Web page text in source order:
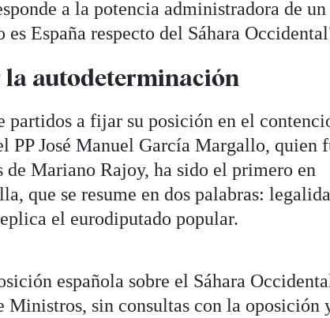
a la potencia administradora de un
España respecto del Sáhara
autodeterminación
partidos a fijar su posición en el
PP José Manuel García Margallo, quien
Mariano Rajoy, ha sido el primero en
que se resume en dos palabras:
el eurodiputado popular.
española sobre el Sáhara
Ministros, sin consultas con la oposición